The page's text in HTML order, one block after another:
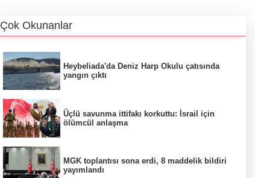
Çok Okunanlar
Heybeliada'da Deniz Harp Okulu çatısında
yangın çıktı
Üçlü savunma ittifakı korkuttu: İsrail için
ölümcül anlaşma
MGK toplantısı sona erdi, 8 maddelik bildiri
yayımlandı